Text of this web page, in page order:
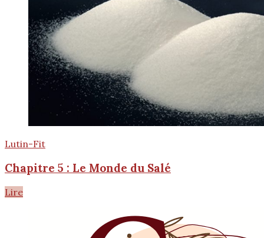
Lutin-Fit
Chapitre 5 : Le Monde du Salé
Lire